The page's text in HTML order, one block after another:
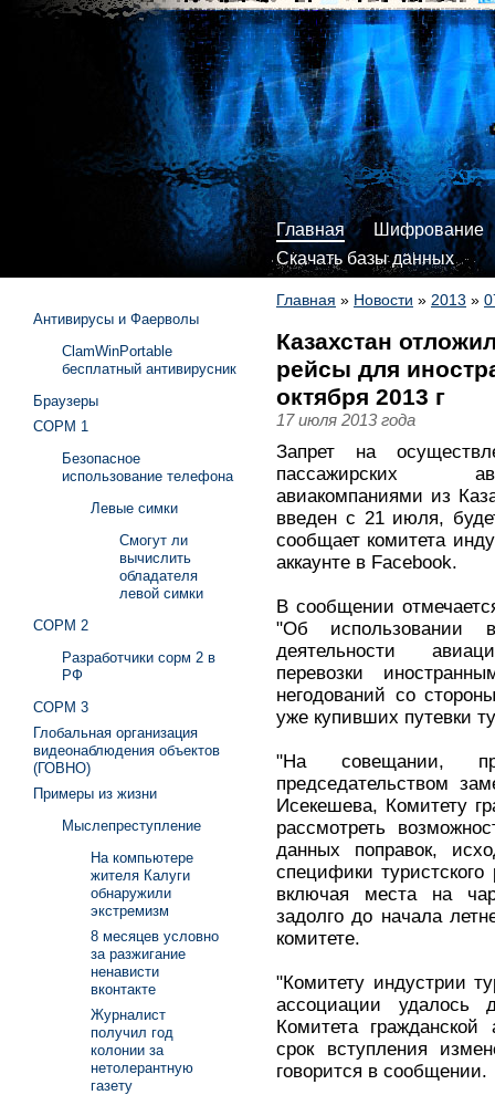
Главная
Шифрование
Скачать базы данных
Главная » Новости » 2013 »
Казахстан
рейсы для
октября 2013 г
17 июля 2013 года
Запрет на
пассажирских
авиакомпаниями из
введен с 21 июля,
сообщает комитета
аккаунте в Facebook.
В сообщении
"Об использовании
деятельности
перевозки
негодований со
уже купивших путевки
"На совещании,
председательством
Исекешева, Комитету
рассмотреть
данных поправок,
специфики
включая места на
задолго до начала
комитете.
"Комитету индустрии
ассоциации удалось
Комитета
срок вступления
говорится в сообщении.
Антивирусы и Фаерволы
ClamWinPortable
бесплатный антивирусник
Браузеры
СОРМ 1
Безопасное
использование телефона
Левые симки
Смогут ли
вычислить
обладателя
левой симки
СОРМ 2
Разработчики сорм 2 в
РФ
СОРМ 3
Глобальная организация
видеонаблюдения объектов
(ГОВНО)
Примеры из жизни
Мыслепреступление
На компьютере
жителя Калуги
обнаружили
экстремизм
8 месяцев условно
за разжигание
ненависти
вконтакте
Журналист
получил год
колонии за
нетолерантную
газету